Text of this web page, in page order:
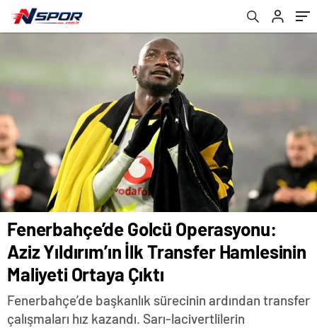
Ortaya Çıktı
Fenerbahçe’de Golcü Operasyonu:
Aziz Yıldırım’ın İlk Transfer Hamlesinin
Maliyeti Ortaya Çıktı
Fenerbahçe’de başkanlık sürecinin ardından transfer
çalışmaları hız kazandı. Sarı-lacivertlilerin
Talep